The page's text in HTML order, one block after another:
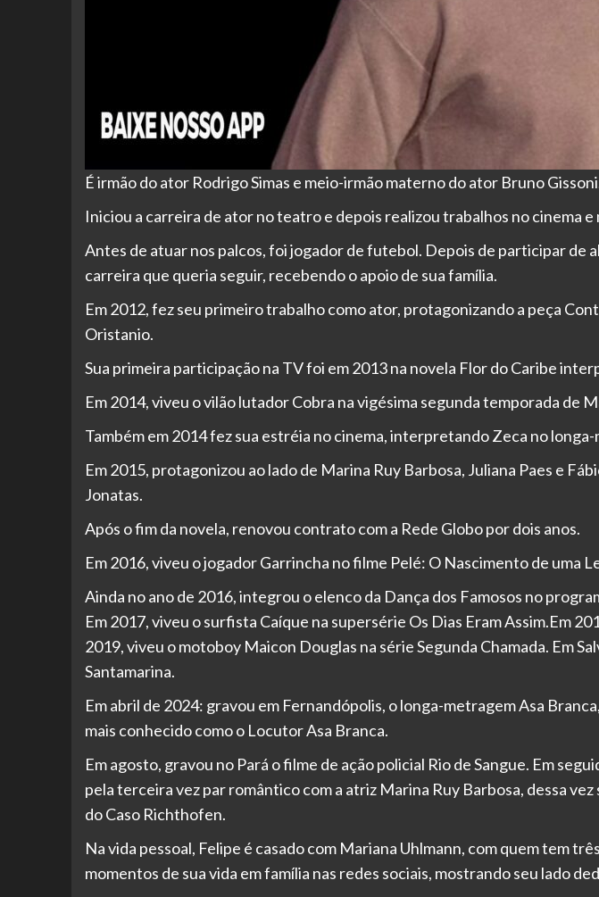
É irmão do ator Rodrigo Simas e meio-irmão materno do ator Bruno
Iniciou a carreira de ator no teatro e depois realizou trabalhos no cinema e
Antes de atuar nos palcos, foi jogador de futebol. Depois de participar de
carreira que queria seguir, recebendo o apoio de sua família.
Em 2012, fez seu primeiro trabalho como ator, protagonizando a peça
Oristanio.
Sua primeira participação na TV foi em 2013 na novela Flor do Caribe
Em 2014, viveu o vilão lutador Cobra na vigésima segunda temporada de
Também em 2014 fez sua estréia no cinema, interpretando Zeca no
Em 2015, protagonizou ao lado de Marina Ruy Barbosa, Juliana Paes e
Jonatas.
Após o fim da novela, renovou contrato com a Rede Globo por dois anos.
Em 2016, viveu o jogador Garrincha no filme Pelé: O Nascimento de uma
Ainda no ano de 2016, integrou o elenco da Dança dos Famosos no
Em 2017, viveu o surfista Caíque na supersérie Os Dias Eram Assim.Em
2019, viveu o motoboy Maicon Douglas na série Segunda Chamada. Em
Santamarina.
Em abril de 2024: gravou em Fernandópolis, o longa-metragem Asa
mais conhecido como o Locutor Asa Branca.
Em agosto, gravou no Pará o filme de ação policial Rio de Sangue. Em
pela terceira vez par romântico com a atriz Marina Ruy Barbosa, dessa
do Caso Richthofen.
Na vida pessoal, Felipe é casado com Mariana Uhlmann, com quem tem
momentos de sua vida em família nas redes sociais, mostrando seu lado